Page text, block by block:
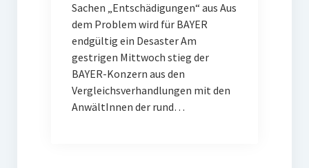
Sachen „Entschädigungen“ aus Aus
dem Problem wird für BAYER
endgültig ein Desaster Am
gestrigen Mittwoch stieg der
BAYER-Konzern aus den
Vergleichsverhandlungen mit den
AnwältInnen der rund…